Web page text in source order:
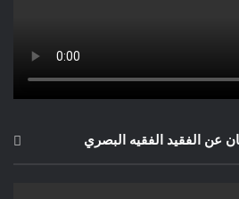
عن الفقيد الفقيه البصري